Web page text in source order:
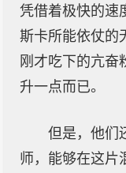
凭借着极快的速
斯卡所能依仗的
刚才吃下的亢奋
升一点而已。
但是，他们
师，能够在这片